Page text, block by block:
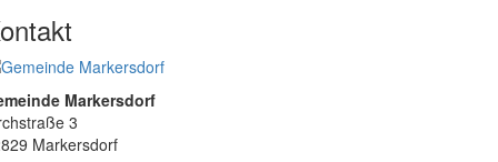
Markersdorf
3
Markersdorf